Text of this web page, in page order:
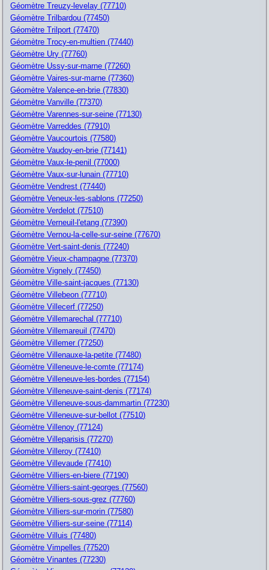
Géomètre Treuzy-levelay (77710)
Géomètre Trilbardou (77450)
Géomètre Trilport (77470)
Géomètre Trocy-en-multien (77440)
Géomètre Ury (77760)
Géomètre Ussy-sur-marne (77260)
Géomètre Vaires-sur-marne (77360)
Géomètre Valence-en-brie (77830)
Géomètre Vanville (77370)
Géomètre Varennes-sur-seine (77130)
Géomètre Varreddes (77910)
Géomètre Vaucourtois (77580)
Géomètre Vaudoy-en-brie (77141)
Géomètre Vaux-le-penil (77000)
Géomètre Vaux-sur-lunain (77710)
Géomètre Vendrest (77440)
Géomètre Veneux-les-sablons (77250)
Géomètre Verdelot (77510)
Géomètre Verneuil-l'etang (77390)
Géomètre Vernou-la-celle-sur-seine (77670)
Géomètre Vert-saint-denis (77240)
Géomètre Vieux-champagne (77370)
Géomètre Vignely (77450)
Géomètre Ville-saint-jacques (77130)
Géomètre Villebeon (77710)
Géomètre Villecerf (77250)
Géomètre Villemarechal (77710)
Géomètre Villemareuil (77470)
Géomètre Villemer (77250)
Géomètre Villenauxe-la-petite (77480)
Géomètre Villeneuve-le-comte (77174)
Géomètre Villeneuve-les-bordes (77154)
Géomètre Villeneuve-saint-denis (77174)
Géomètre Villeneuve-sous-dammartin (77230)
Géomètre Villeneuve-sur-bellot (77510)
Géomètre Villenoy (77124)
Géomètre Villeparisis (77270)
Géomètre Villeroy (77410)
Géomètre Villevaude (77410)
Géomètre Villiers-en-biere (77190)
Géomètre Villiers-saint-georges (77560)
Géomètre Villiers-sous-grez (77760)
Géomètre Villiers-sur-morin (77580)
Géomètre Villiers-sur-seine (77114)
Géomètre Villuis (77480)
Géomètre Vimpelles (77520)
Géomètre Vinantes (77230)